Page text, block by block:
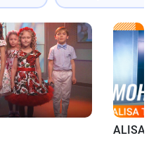
ALISA